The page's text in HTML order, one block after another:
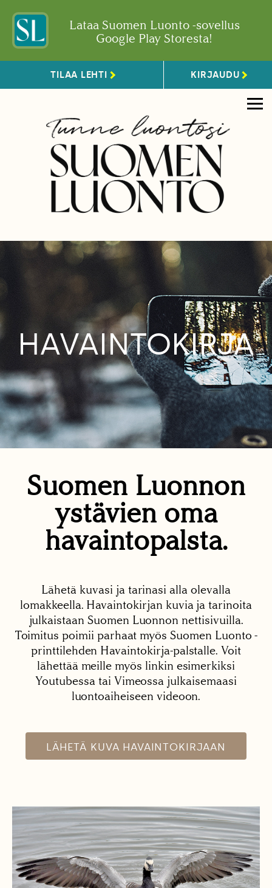
Lataa Suomen Luonto -sovellus
Google Play Storesta!
TILAA LEHTI KIRJAUDU
HAVAINTOKIRJA
Suomen Luonnon
ystävien oma
havaintopalsta.
Lähetä kuvasi ja tarinasi alla olevalla
lomakkeella. Havaintokirjan kuvia ja tarinoita
julkaistaan Suomen Luonnon nettisivuilla.
Toimitus poimii parhaat myös Suomen Luonto -
printtilehden Havaintokirja-palstalle. Voit
lähettää meille myös linkin esimerkiksi
Youtubessa tai Vimeossa julkaisemaasi
luontoaiheiseen videoon.
LÄHETÄ KUVA HAVAINTOKIRJAAN